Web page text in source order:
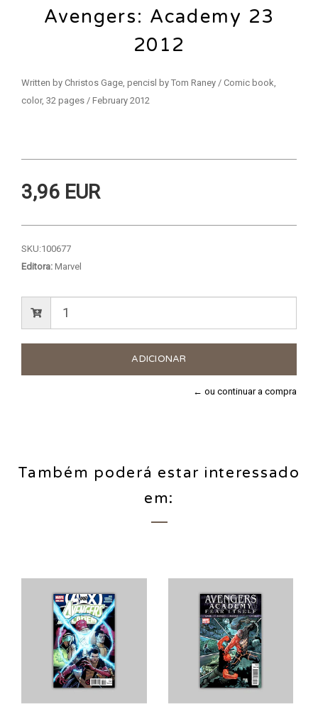
Avengers: Academy 23
2012
Written by Christos Gage, pencisl by Tom Raney / Comic book,
color, 32 pages / February 2012
3,96 EUR
SKU:100677
Editora: Marvel
← ou continuar a compra
Também poderá estar interessado
em: